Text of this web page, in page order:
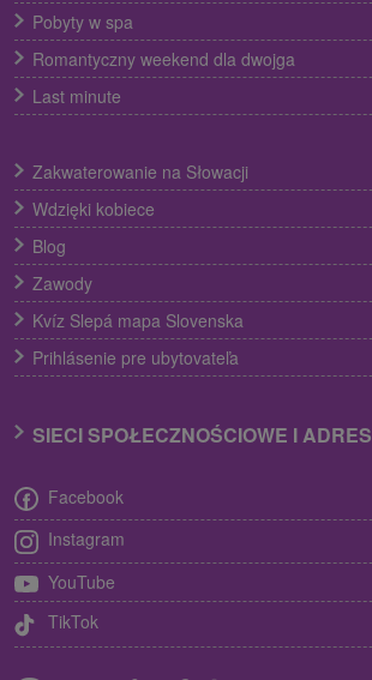
Pobyty w spa
Romantyczny weekend dla dwojga
Last minute
Zakwaterowanie na Słowacji
Wdzięki kobiece
Blog
Zawody
Kvíz Slepá mapa Slovenska
Prihlásenie pre ubytovateľa
SIECI SPOŁECZNOŚCIOWE I ADRES
Facebook
Instagram
YouTube
TikTok